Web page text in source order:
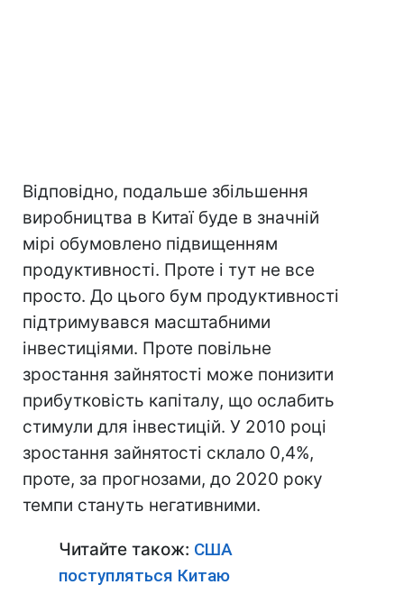
Відповідно, подальше збільшення
виробництва в Китаї буде в значній
мірі обумовлено підвищенням
продуктивності. Проте і тут не все
просто. До цього бум продуктивності
підтримувався масштабними
інвестиціями. Проте повільне
зростання зайнятості може понизити
прибутковість капіталу, що ослабить
стимули для інвестицій. У 2010 році
зростання зайнятості склало 0,4%,
проте, за прогнозами, до 2020 року
темпи стануть негативними.
Читайте також: США
поступляться Китаю